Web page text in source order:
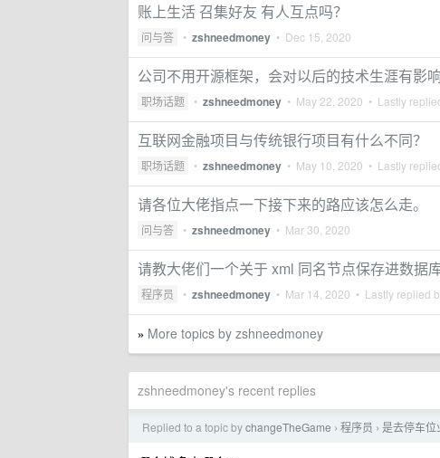
账上生活 召集好友 有人互点吗？
问与答 • zshneedmoney • Dec 15, 2020
公司不用开源框架，会对以后的技术生涯有影响
职场话题 • zshneedmoney • May 22, 2020 • Lastly
互联网金融项目与传统银行项目有什么不同？
职场话题 • zshneedmoney • May 10, 2020 • Lastly
请各位大佬指点一下接下来的路应该怎么走。
问与答 • zshneedmoney • Mar 30, 2020
请教大佬们一个关于 xml 同名节点保存进数据
程序员 • zshneedmoney • Mar 14, 2020 • Lastly replied
» More topics by zshneedmoney
zshneedmoney's recent replies
Replied to a topic bychangeTheGame › 程序员 › 是去停车位